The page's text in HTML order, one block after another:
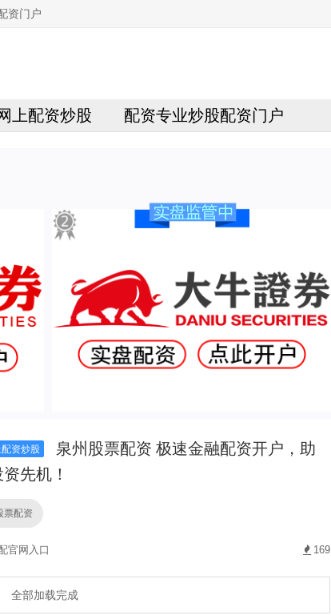
资门户
上配资炒股 配资专业炒股配资门户
资炒股
泉州股票配资 极速金融配资开户，助
先机！
票配资
官网入口 169
全部加载完成